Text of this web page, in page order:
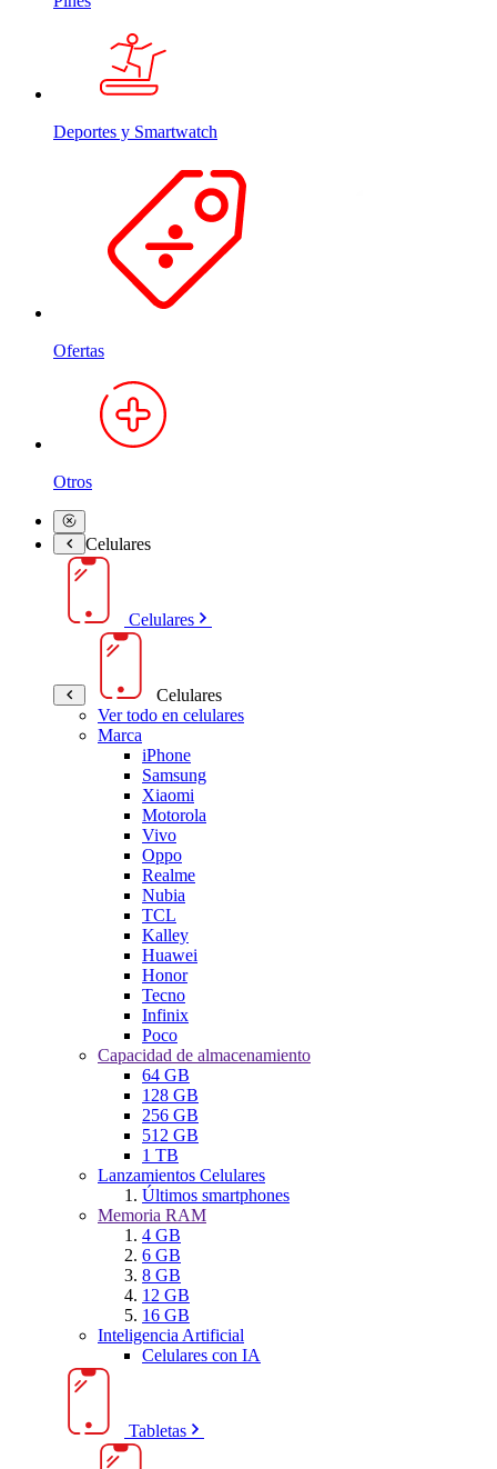
Deportes y Smartwatch
Ofertas
Otros
Celulares
Celulares
Celulares
Ver todo en celulares
Marca
iPhone
Samsung
Xiaomi
Motorola
Vivo
Oppo
Realme
Nubia
TCL
Kalley
Huawei
Honor
Tecno
Infinix
Poco
Capacidad de almacenamiento
64 GB
128 GB
256 GB
512 GB
1 TB
Lanzamientos Celulares
Últimos smartphones
Memoria RAM
4 GB
6 GB
8 GB
12 GB
16 GB
Inteligencia Artificial
Celulares con IA
Tabletas